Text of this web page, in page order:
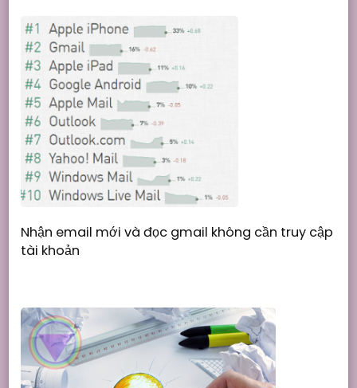
Nhận email mới và đọc gmail không cần truy cập
tài khoản